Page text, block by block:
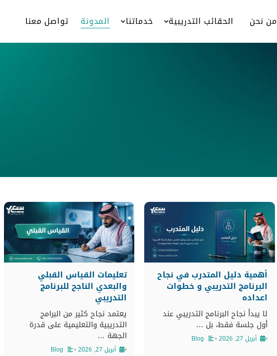
من نحن الحقائب التدريبية خدماتنا المدونة تواصل معنا
أهمية دليل المتدرب في نجاح
البرنامج التدريبي و خطوات
اعداده
لا يبدأ نجاح البرنامج التدريبي عند
أول جلسة فقط، بل …
• أبريل 27, 2026 •
Blog
تعليمات القياس القبلي
والبعدي الناجح للبرنامج
التدريبي
يعتمد نجاح كثير من البرامج
التدريبية والتعليمية على قدرة
الجهة …
• أبريل 27, 2026 •
Blog